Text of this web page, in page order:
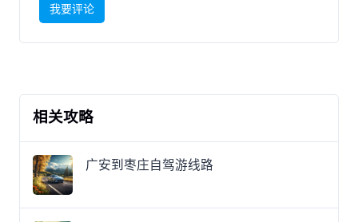
我要评论
相关攻略
广安到枣庄自驾游线路